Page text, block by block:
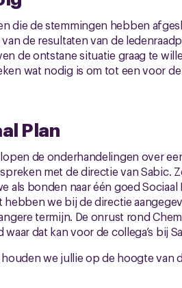
die de stemmingen hebben
de resultaten van de
de ontstane situatie graag te
wat nodig is om tot een voor
Plan
de onderhandelingen over
met de directie van Sabic.
als bonden naar één goed
hebben we bij de directie
termijn. De onrust rond
waar dat kan voor de collega’s bij
houden we jullie op de hoogte van